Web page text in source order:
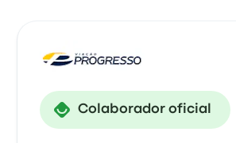
Colaborador oficial